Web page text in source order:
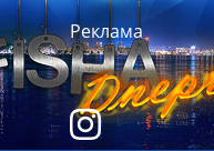
Реклама